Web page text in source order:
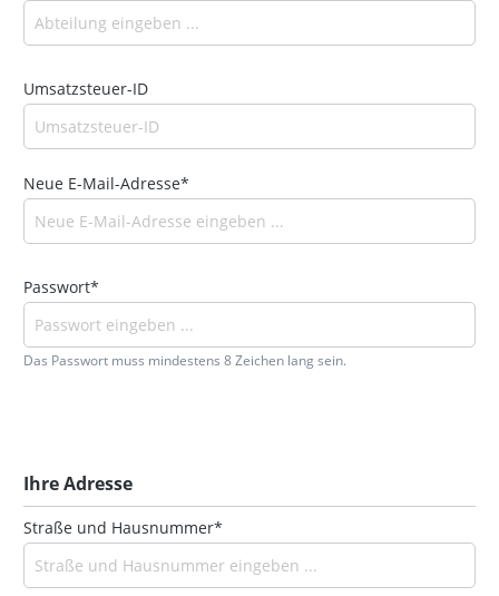
Umsatzsteuer-ID
Neue E-Mail-Adresse*
Passwort*
Das Passwort muss mindestens 8 Zeichen lang sein.
Ihre Adresse
Straße und Hausnummer*